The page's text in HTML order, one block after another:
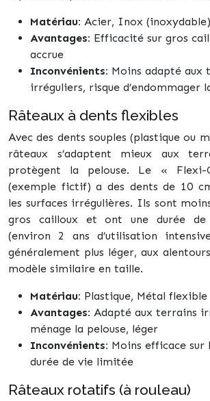
Matériau: Acier, Inox (inoxydable)
Avantages: Efficacité sur gros
accrue
Inconvénients: Moins adapté aux
irréguliers, risque d’endommager
Râteaux à dents flexibles
Avec des dents souples (plastique ou
râteaux s’adaptent mieux aux
protègent la pelouse. Le « Flexi-
(exemple fictif) a des dents de 10
les surfaces irrégulières. Ils sont
gros cailloux et ont une durée
(environ 2 ans d’utilisation
généralement plus léger, aux
modèle similaire en taille.
Matériau: Plastique, Métal flexible
Avantages: Adapté aux terrains
ménage la pelouse, léger
Inconvénients: Moins efficace sur
durée de vie limitée
Râteaux rotatifs (à rouleau)